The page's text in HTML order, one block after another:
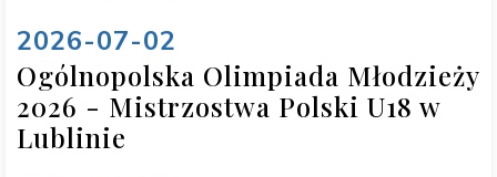
2026-07-02
Ogólnopolska Olimpiada Młodzieży
2026 - Mistrzostwa Polski U18 w
Lublinie